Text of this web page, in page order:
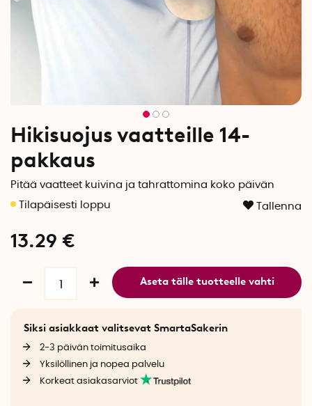
Hikisuojus vaatteille 14-
pakkaus
Pitää vaatteet kuivina ja tahrattomina koko päivän
Tallenna
13.29 €
Aseta tälle tuotteelle vahti
Siksi asiakkaat valitsevat SmartaSakerin
2-3 päivän toimitusaika
Yksilöllinen ja nopea palvelu
Korkeat asiakasarviot